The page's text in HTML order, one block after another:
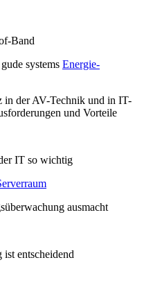
Band
Energie-
in der AV-Technik und in IT-
und Vorteile
IT so wichtig
ausmacht
entscheidend